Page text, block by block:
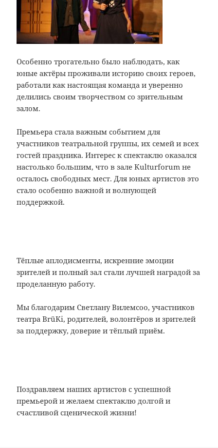
Особенно трогательно было наблюдать, как
юные актёры проживали историю своих героев,
работали как настоящая команда и уверенно
делились своим творчеством со зрительным
залом.
Премьера стала важным событием для
участников театральной группы, их семей и всех
гостей праздника. Интерес к спектаклю оказался
настолько большим, что в зале Kulturforum не
осталось свободных мест. Для юных артистов это
стало особенно важной и волнующей
поддержкой.
Тёплые аплодисменты, искренние эмоции
зрителей и полный зал стали лучшей наградой за
проделанную работу.
Мы благодарим Светлану Вилемсоо, участников
театра BrüKi, родителей, волонтёров и зрителей
за поддержку, доверие и тёплый приём.
Поздравляем наших артистов с успешной
премьерой и желаем спектаклю долгой и
счастливой сценической жизни!